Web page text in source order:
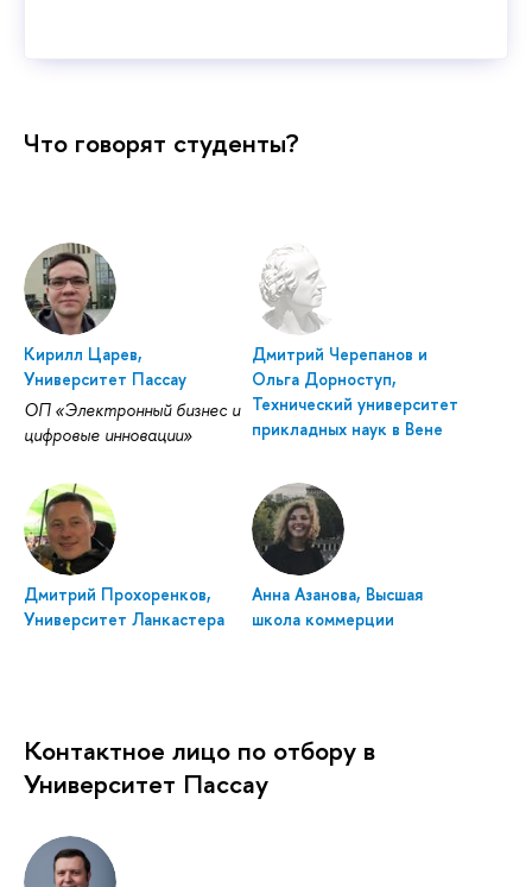
Что говорят студенты?
Кирилл Царев,
Университет Пассау
ОП «Электронный бизнес и
цифровые инновации»
Дмитрий Черепанов и
Ольга Дорноступ,
Технический университет
прикладных наук в Вене
Дмитрий Прохоренков,
Университет Ланкастера
Анна Азанова, Высшая
школа коммерции
Контактное лицо по отбору в
Университет Пассау